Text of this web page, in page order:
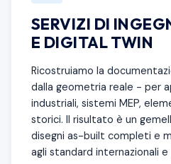
SERVIZI DI
E DIGITAL TWIN
Ricostruiamo la
dalla geometria reale - per
industriali, sistemi MEP,
storici. Il risultato è un
disegni as-built completi e
agli standard internazionali e